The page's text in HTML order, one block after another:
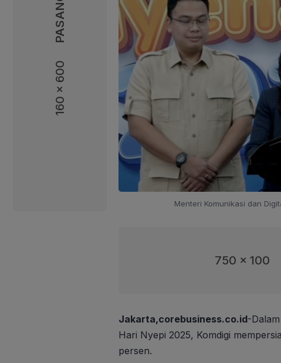
160 x 600
160 x 600
Menteri Komunikasi dan
750 x 100
Jakarta,corebusiness.co.id-
Hari Nyepi 2025, Komdigi
persen.